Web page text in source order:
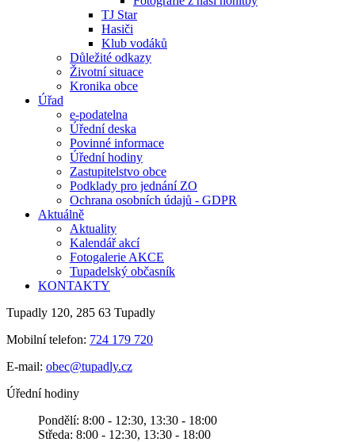
TJ Star
Hasiči
Klub vodáků
Důležité odkazy
Životní situace
Kronika obce
Úřad
e-podatelna
Úřední deska
Povinné informace
Úřední hodiny
Zastupitelstvo obce
Podklady pro jednání ZO
Ochrana osobních údajů - GDPR
Aktuálně
Aktuality
Kalendář akcí
Fotogalerie AKCE
Tupadelský občasník
KONTAKTY
Tupadly 120, 285 63 Tupadly
Mobilní telefon: 724 179 720
E-mail: obec@tupadly.cz
Úřední hodiny
Pondělí: 8:00 - 12:30, 13:30 - 18:00
Středa: 8:00 - 12:30, 13:30 - 18:00